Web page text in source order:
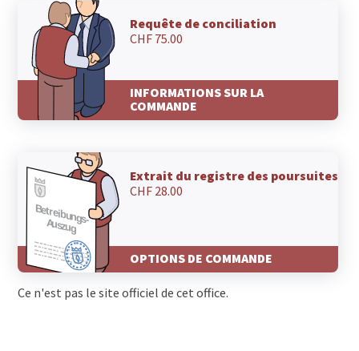
Requête de conciliation
CHF 75.00
INFORMATIONS SUR LA
COMMANDE
Extrait du registre des poursuites
CHF 28.00
OPTIONS DE COMMANDE
Ce n'est pas le site officiel de cet office.